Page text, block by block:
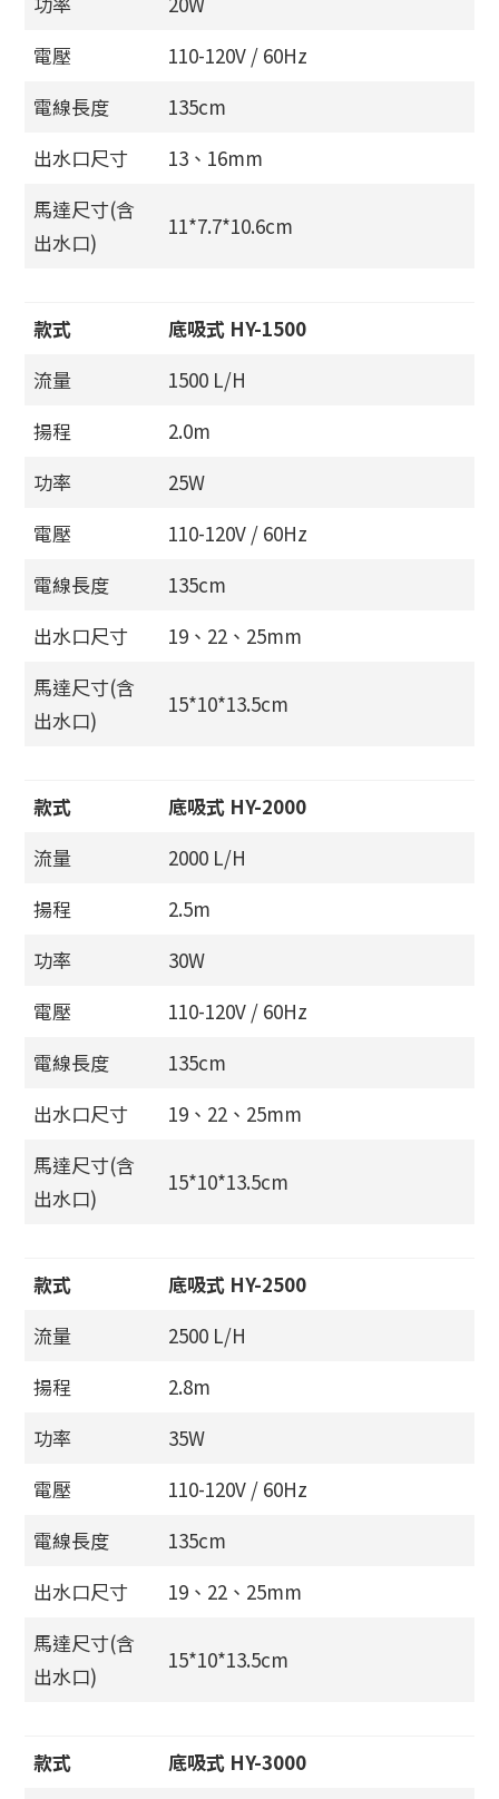
電壓
110-120V / 60Hz
電線長度
135cm
出水口尺寸
13、16mm
馬達尺寸(含
出水口)
11*7.7*10.6cm
款式
底吸式 HY-1500
流量
1500 L/H
揚程
2.0m
功率
25W
電壓
110-120V / 60Hz
電線長度
135cm
出水口尺寸
19、22、25mm
馬達尺寸(含
出水口)
15*10*13.5cm
款式
底吸式 HY-2000
流量
2000 L/H
揚程
2.5m
功率
30W
電壓
110-120V / 60Hz
電線長度
135cm
出水口尺寸
19、22、25mm
馬達尺寸(含
出水口)
15*10*13.5cm
款式
底吸式 HY-2500
流量
2500 L/H
揚程
2.8m
功率
35W
電壓
110-120V / 60Hz
電線長度
135cm
出水口尺寸
19、22、25mm
馬達尺寸(含
出水口)
15*10*13.5cm
款式
底吸式 HY-3000